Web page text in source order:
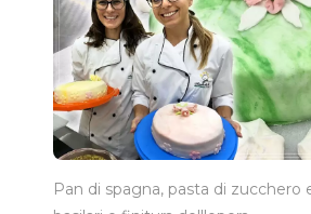
Pan di spagna, pasta di zucchero